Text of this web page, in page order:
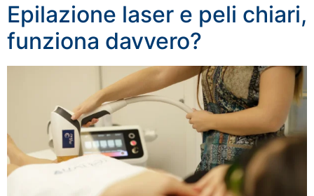
Epilazione laser e peli chiari,
funziona davvero?